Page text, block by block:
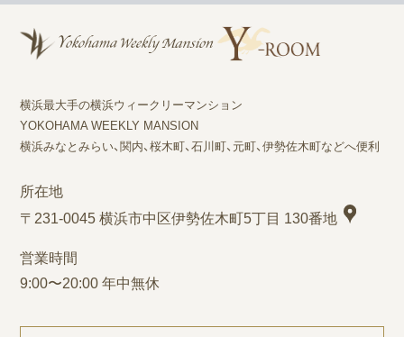
横浜最大手の横浜ウィークリーマンション
YOKOHAMA WEEKLY MANSION
横浜みなとみらい、関内、桜木町、石川町、元町、伊勢佐木町などへ便利
所在地
〒231-0045 横浜市中区伊勢佐木町5丁目 130番地
営業時間
9:00〜20:00 年中無休